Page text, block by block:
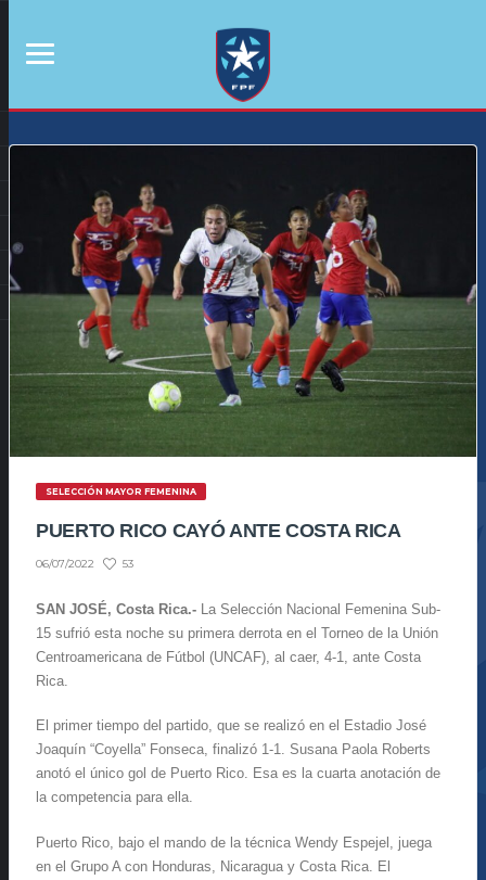
SELECCIÓN MAYOR FEMENINA
PUERTO RICO CAYÓ ANTE COSTA RICA
06/07/2022 53
SAN JOSÉ, Costa Rica.- La Selección Nacional Femenina Sub-
15 sufrió esta noche su primera derrota en el Torneo de la Unión
Centroamericana de Fútbol (UNCAF), al caer, 4-1, ante Costa
Rica.
El primer tiempo del partido, que se realizó en el Estadio José
Joaquín “Coyella” Fonseca, finalizó 1-1. Susana Paola Roberts
anotó el único gol de Puerto Rico. Esa es la cuarta anotación de
la competencia para ella.
Puerto Rico, bajo el mando de la técnica Wendy Espejel, juega
en el Grupo A con Honduras, Nicaragua y Costa Rica. El